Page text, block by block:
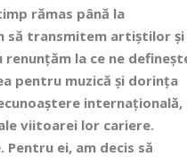
rămas până la
să transmitem artiștilor și
la ce ne
pentru muzică și dorința
internațională,
viitoarei lor cariere.
ei, am decis să